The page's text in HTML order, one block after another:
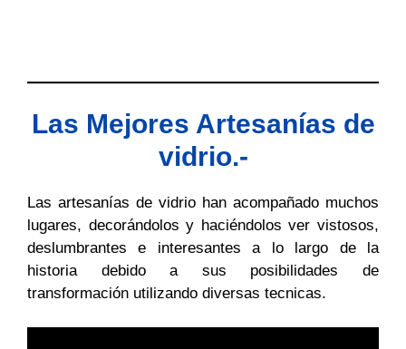
Las Mejores Artesanías de
vidrio.-
Las artesanías de vidrio han acompañado muchos
lugares, decorándolos y haciéndolos ver vistosos,
deslumbrantes e interesantes a lo largo de la
historia debido a sus posibilidades de
transformación utilizando diversas tecnicas.